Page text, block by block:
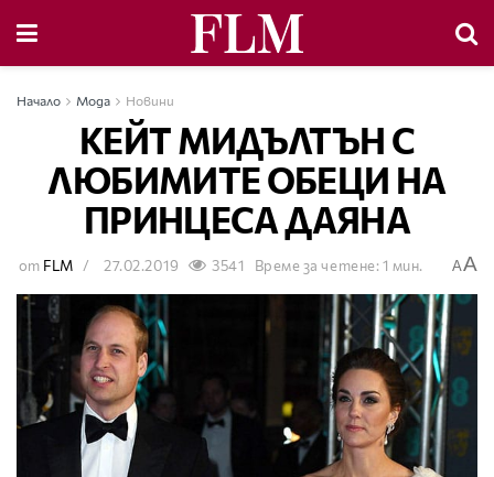
Начало Мода Новини
КЕЙТ МИДЪЛТЪН С
ЛЮБИМИТЕ ОБЕЦИ НА
ПРИНЦЕСА ДАЯНА
от FLM 27.02.2019 3541 Време за четене: 1 мин. AA